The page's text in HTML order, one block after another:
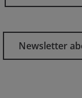
Newsletter